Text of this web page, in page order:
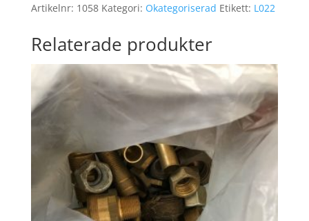
Artikelnr: 1058 Kategori: Okategoriserad Etikett: L022
Relaterade produkter